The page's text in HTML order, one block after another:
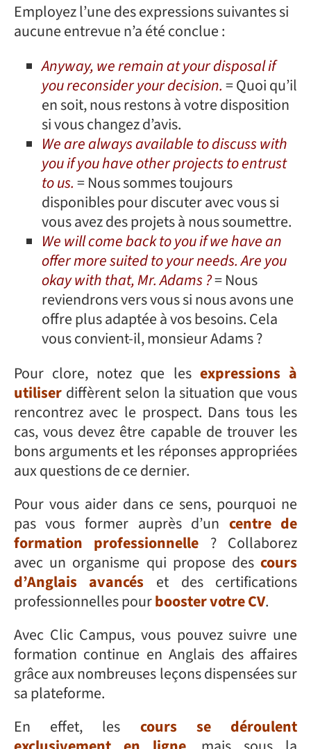
Employez l’une des expressions suivantes si
aucune entrevue n’a été conclue :
Anyway, we remain at your disposal if
you reconsider your decision.= Quoi qu’il
en soit, nous restons à votre disposition
si vous changez d’avis.
We are always available to discuss with
you if you have other projects to entrust
to us.= Nous sommes toujours
disponibles pour discuter avec vous si
vous avez des projets à nous soumettre.
We will come back to you if we have an
offer more suited to your needs. Are you
okay with that, Mr. Adams ?= Nous
reviendrons vers vous si nous avons une
offre plus adaptée à vos besoins. Cela
vous convient-il, monsieur Adams ?
Pour clore, notez que les expressions à
utiliser diffèrent selon la situation que vous
rencontrez avec le prospect. Dans tous les
cas, vous devez être capable de trouver les
bons arguments et les réponses appropriées
aux questions de ce dernier.
Pour vous aider dans ce sens, pourquoi ne
pas vous former auprès d’un centre de
formation professionnelle ? Collaborez
avec un organisme qui propose descours
d’Anglais avancés et des certifications
professionnelles pourbooster votre CV.
Avec Clic Campus, vous pouvez suivre une
formation continue en Anglais des affaires
grâce aux nombreuses leçons dispensées sur
sa plateforme.
En effet, les cours se déroulent